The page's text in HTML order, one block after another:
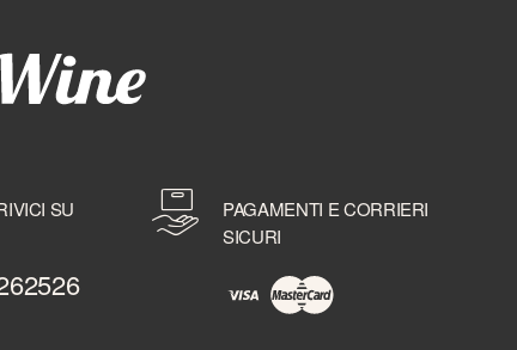
SU
PAGAMENTI E CORRIERI
SICURI